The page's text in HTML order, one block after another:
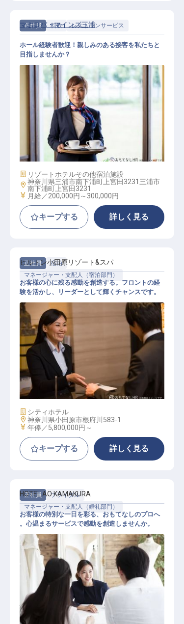
正社員 料飲 レストランサービス
レストランサービス
マホロバ・マインズ三浦
ホール経験者歓迎！親しみのある接客を私たちと
目指しませんか？
施設業態
リゾートホテルその他宿泊施設
勤務地
神奈川県三浦市南下浦町上宮田3231三浦市
南下浦町上宮田3231
給与
月給／200,000円～ 300,000円
キープする 詳しく見る
正社員
宿泊
マネージャー・支配人（宿泊部門）
アシスタント フロントオフィスマネ
ージャー
ヒルトン小田原リゾート&スパ
お客様の心に残る感動を創造する。フロントの経
験を活かし、リーダーとして輝くチャンスです。
施設業態
シティホテル
勤務地
神奈川県小田原市根府川583-1
給与
年俸／5,800,000円～
キープする 詳しく見る
正社員
ブライダル
マネージャー・支配人（婚礼部門）
バンケットサービス兼ウェディング
プランナー
HOTEL AO KAMAKURA
お客様の特別な一日を彩る、おもてなしのプロへ
。心温まるサービスで感動を創造しませんか。